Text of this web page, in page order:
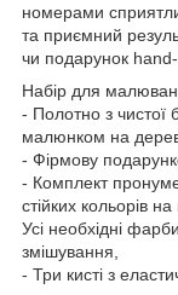
номерами
та приємний
чи подарунок
Набір для
- Полотно з чистої
малюнком на
- Фірмову
- Комплект
стійких кольорів
Усі необхідні
змішування,
- Три кисті з